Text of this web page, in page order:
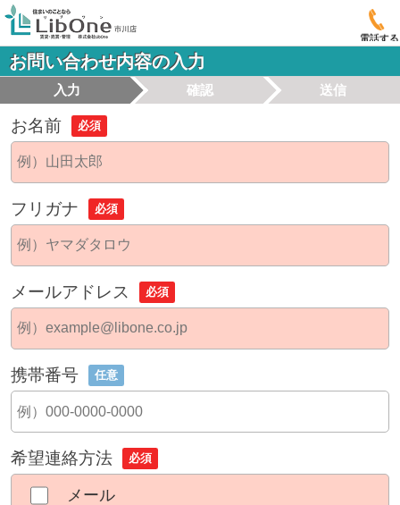
電話する
お問い合わせ内容の入力
入力 確認 送信
お名前 必須
フリガナ 必須
メールアドレス 必須
携帯番号 任意
希望連絡方法 必須
メール